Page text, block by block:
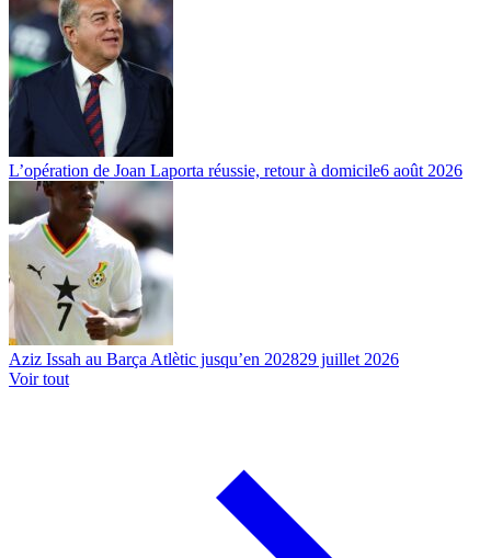
L’opération de Joan Laporta réussie, retour à domicile6 août 2026
Aziz Issah au Barça Atlètic jusqu’en 202829 juillet 2026
Voir tout